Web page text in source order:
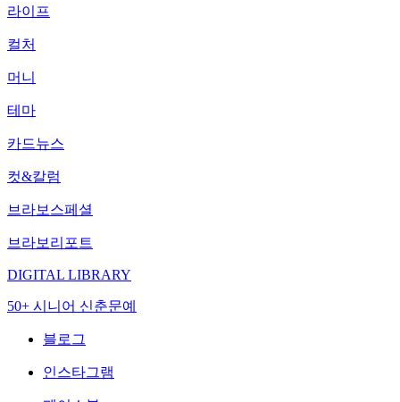
라이프
컬처
머니
테마
카드뉴스
컷&칼럼
브라보스페셜
브라보리포트
DIGITAL LIBRARY
50+ 시니어 신춘문예
블로그
인스타그램